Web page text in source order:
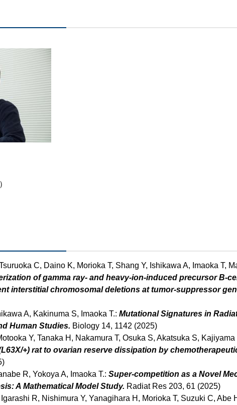
C, Daino K, Morioka T, Shang Y, Ishikawa A, Imaoka T,
of gamma ray- and heavy-ion-induced precursor B-
interstitial chromosomal deletions at tumor-suppressor
A, Kakinuma S, Imaoka T.: Mutational Signatures in
Human Studies. Biology 14, 1142 (2025)
Y, Tanaka H, Nakamura T, Osuka S, Akatsuka S,
+) rat to ovarian reserve dissipation by
R, Yokoya A, Imaoka T.: Super-competition as a Novel
A Mathematical Model Study. Radiat Res 203, 61 (2025)
R, Nishimura Y, Yanagihara H, Morioka T, Suzuki C, Abe